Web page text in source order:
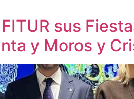
sus
y Moros y